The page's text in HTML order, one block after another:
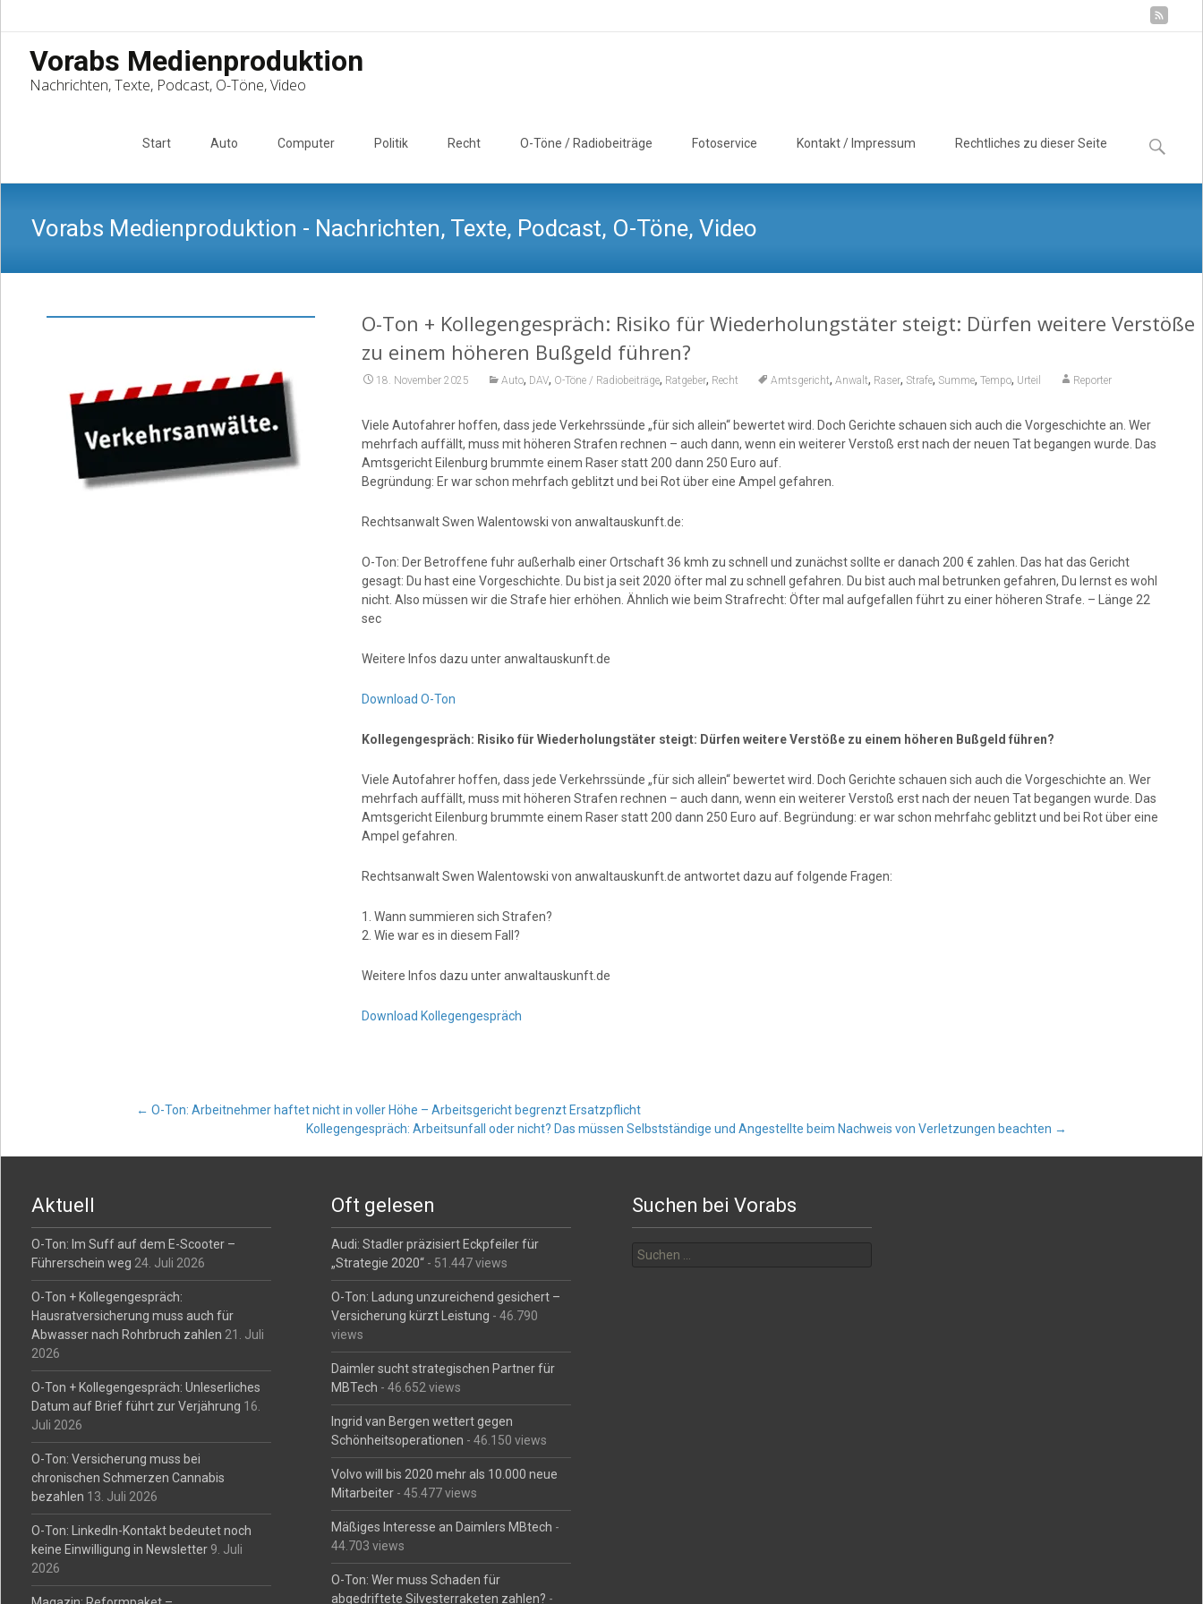
Vorabs Medienproduktion
Nachrichten, Texte, Podcast, O-Töne, Video
Start Auto Computer Politik Recht O-Töne / Radiobeiträge Fotoservice Kontakt / Impressum Rechtliches zu dieser Seite
Suchen
nach:
Vorabs Medienproduktion - Nachrichten, Texte, Podcast, O-Töne, Video
O-Ton + Kollegengespräch: Risiko für Wiederholungstäter steigt: Dürfen weitere Verstöße
zu einem höheren Bußgeld führen?
18. November 2025 Auto, DAV, O-Töne / Radiobeiträge, Ratgeber, Recht Amtsgericht, Anwalt, Raser, Strafe, Summe, Tempo, Urteil Reporter
Viele Autofahrer hoffen, dass jede Verkehrssünde „für sich allein“ bewertet wird. Doch Gerichte schauen sich auch die Vorgeschichte an. Wer
mehrfach auffällt, muss mit höheren Strafen rechnen – auch dann, wenn ein weiterer Verstoß erst nach der neuen Tat begangen wurde. Das
Amtsgericht Eilenburg brummte einem Raser statt 200 dann 250 Euro auf.
Begründung: Er war schon mehrfach geblitzt und bei Rot über eine Ampel gefahren.
Rechtsanwalt Swen Walentowski von anwaltauskunft.de:
O-Ton: Der Betroffene fuhr außerhalb einer Ortschaft 36 kmh zu schnell und zunächst sollte er danach 200 € zahlen. Das hat das Gericht
gesagt: Du hast eine Vorgeschichte. Du bist ja seit 2020 öfter mal zu schnell gefahren. Du bist auch mal betrunken gefahren, Du lernst es wohl
nicht. Also müssen wir die Strafe hier erhöhen. Ähnlich wie beim Strafrecht: Öfter mal aufgefallen führt zu einer höheren Strafe. – Länge 22
sec
Weitere Infos dazu unter anwaltauskunft.de
Download O-Ton
Kollegengespräch: Risiko für Wiederholungstäter steigt: Dürfen weitere Verstöße zu einem höheren Bußgeld führen?
Viele Autofahrer hoffen, dass jede Verkehrssünde „für sich allein“ bewertet wird. Doch Gerichte schauen sich auch die Vorgeschichte an. Wer
mehrfach auffällt, muss mit höheren Strafen rechnen – auch dann, wenn ein weiterer Verstoß erst nach der neuen Tat begangen wurde. Das
Amtsgericht Eilenburg brummte einem Raser statt 200 dann 250 Euro auf. Begründung: er war schon mehrfahc geblitzt und bei Rot über eine
Ampel gefahren.
Rechtsanwalt Swen Walentowski von anwaltauskunft.de antwortet dazu auf folgende Fragen:
1. Wann summieren sich Strafen?
2. Wie war es in diesem Fall?
Weitere Infos dazu unter anwaltauskunft.de
Download Kollegengespräch
Post
← O-Ton: Arbeitnehmer haftet nicht in voller Höhe – Arbeitsgericht begrenzt Ersatzpflicht
Kollegengespräch: Arbeitsunfall oder nicht? Das müssen Selbstständige und Angestellte beim Nachweis von Verletzungen beachten →
Aktuell
O-Ton: Im Suff auf dem E-Scooter –
Führerschein weg 24. Juli 2026
O-Ton + Kollegengespräch:
Hausratversicherung muss auch für
Abwasser nach Rohrbruch zahlen 21. Juli
2026
O-Ton + Kollegengespräch: Unleserliches
Datum auf Brief führt zur Verjährung 16.
Juli 2026
O-Ton: Versicherung muss bei
chronischen Schmerzen Cannabis
bezahlen 13. Juli 2026
O-Ton: LinkedIn-Kontakt bedeutet noch
keine Einwilligung in Newsletter 9. Juli
2026
Oft gelesen
Audi: Stadler präzisiert Eckpfeiler für
„Strategie 2020“ - 51.447 views
O-Ton: Ladung unzureichend gesichert –
Versicherung kürzt Leistung - 46.790
views
Daimler sucht strategischen Partner für
MBTech - 46.652 views
Ingrid van Bergen wettert gegen
Schönheitsoperationen - 46.150 views
Volvo will bis 2020 mehr als 10.000 neue
Mitarbeiter - 45.477 views
Mäßiges Interesse an Daimlers MBtech -
44.703 views
O-Ton: Wer muss Schaden für
abgedriftete Silvesterraketen zahlen? -
Suchen bei Vorabs
nach: